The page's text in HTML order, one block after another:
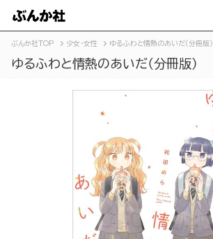
ぶんか社TOP 少女・女性 ゆるふわと情熱のあいだ（分冊版）
ゆるふわと情熱のあいだ（分冊版）